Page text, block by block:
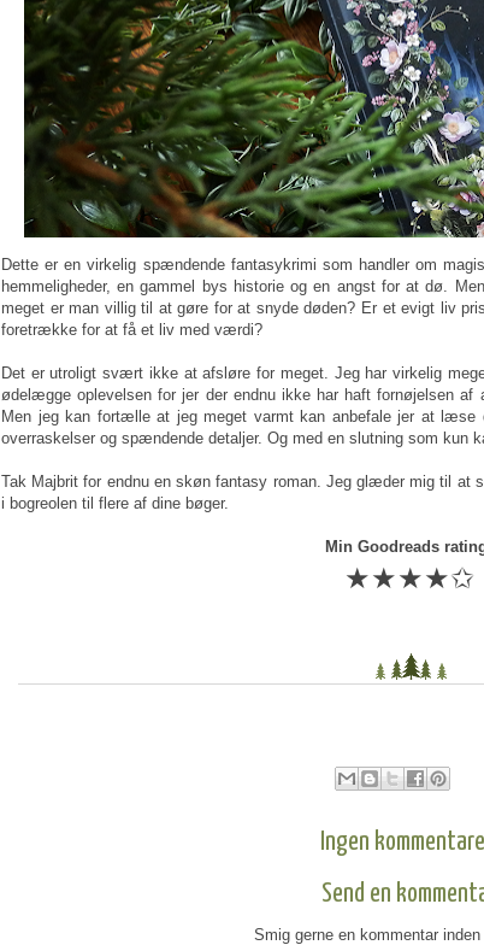
Dette er en virkelig spændende fantasykrimi som handler om
hemmeligheder, en gammel bys historie og en angst for at dø.
meget er man villig til at gøre for at snyde døden? Er et evigt liv
foretrække for at få et liv med værdi?
Det er utroligt svært ikke at afsløre for meget. Jeg har virkelig
ødelægge oplevelsen for jer der endnu ikke har haft fornøjelsen
Men jeg kan fortælle at jeg meget varmt kan anbefale jer at
overraskelser og spændende detaljer. Og med en slutning som kun
Tak Majbrit for endnu en skøn fantasy roman. Jeg glæder mig til at
i bogreolen til flere af dine bøger.
Min Goodreads
★★★★✩
Ingen
Send en
Smig gerne en kommentar inden